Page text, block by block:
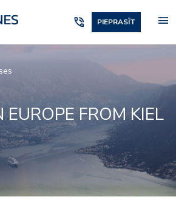
phone_in_talk PIEPRASĪT menu
FROM KIEL